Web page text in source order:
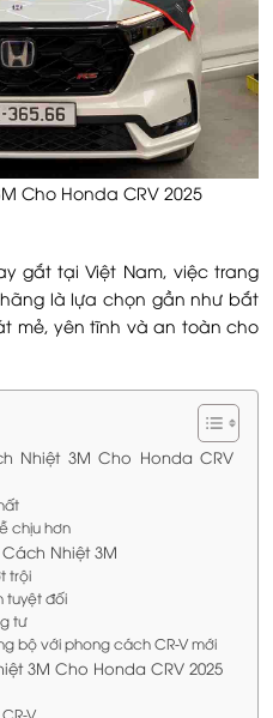
Cho Honda CRV 2025
gắt tại Việt Nam, việc trang
là lựa chọn gần như bắt
mẻ, yên tĩnh và an toàn cho
Nhiệt 3M Cho Honda CRV
chịu hơn
Nhiệt 3M
trội
tuyệt đối
tư
bộ với phong cách CR-V mới
3M Cho Honda CRV 2025
V